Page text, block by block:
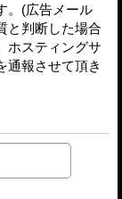
。(広告メール
と判断した場合
ホスティングサ
通報させて頂き